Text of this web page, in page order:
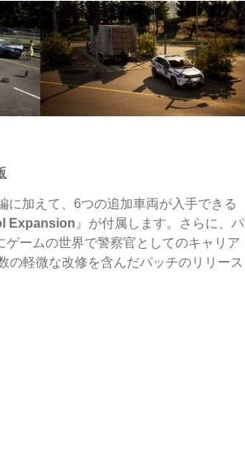
に加えて、6つの追加車両が入手できる
Expansion』が付属します。さらに、パ
ームの世界で警察官としてのキャリア
の軽微な改修を含んだパッチのリリース